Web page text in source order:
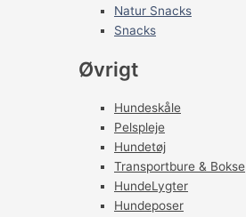
Natur Snacks
Snacks
Øvrigt
Hundeskåle
Pelspleje
Hundetøj
Transportbure & Bokse
HundeLygter
Hundeposer